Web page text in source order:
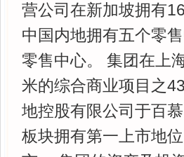
营公司在新加坡拥有
中国内地拥有五个零
零售中心。 集团在上
米的综合商业项目之
地控股有限公司于百
板块拥有第一上市地